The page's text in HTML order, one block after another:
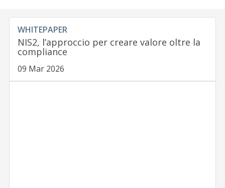
WHITEPAPER
NIS2, l’approccio per creare valore oltre la
compliance
09 Mar 2026